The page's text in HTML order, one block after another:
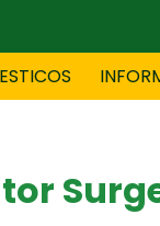
BOUTIQUE